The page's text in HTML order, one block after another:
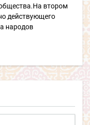
втором
действующего
народов